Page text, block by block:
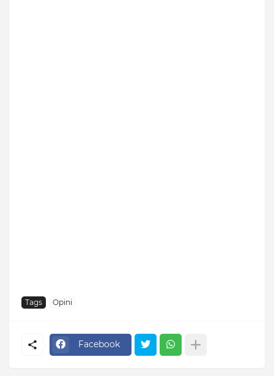
Tags Opini
Facebook